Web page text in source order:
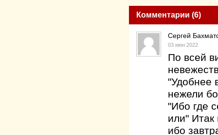
Комментарии (6)
Сергей
03 июн 2022
По всей
"Удобнее
нежели
"Ибо где
или" Итак
ибо